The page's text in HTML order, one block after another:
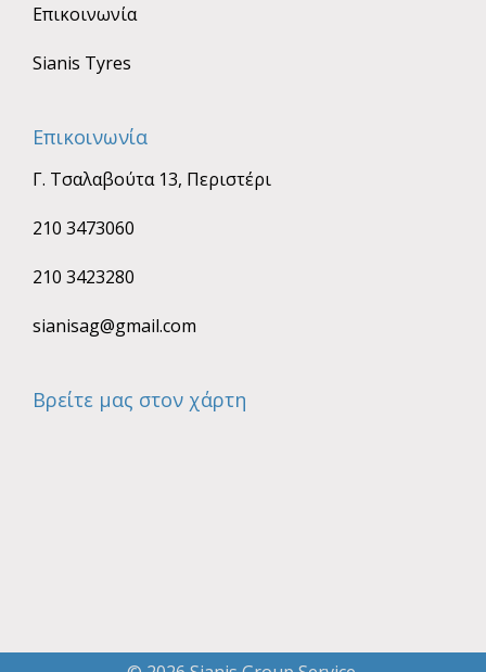
Επικοινωνία
Sianis Tyres
Επικοινωνία
Γ. Τσαλαβούτα 13, Περιστέρι
210 3473060
210 3423280
sianisag@gmail.com
Βρείτε μας στον χάρτη